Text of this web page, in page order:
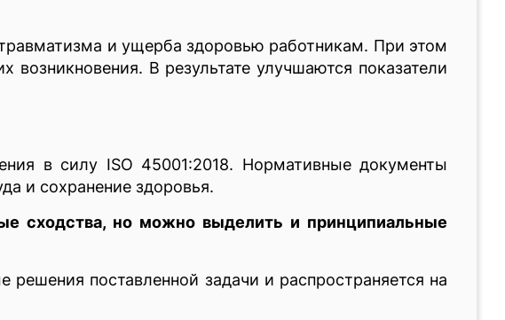
и ущерба здоровью работникам. При этом
В результате улучшаются показатели
в силу ISO 45001:2018. Нормативные документы
и сохранение здоровья.
сходства, но можно выделить и принципиальные
поставленной задачи и распространяется на